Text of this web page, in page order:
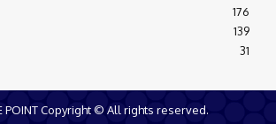
176
139
31
POINT Copyright © All rights reserved.